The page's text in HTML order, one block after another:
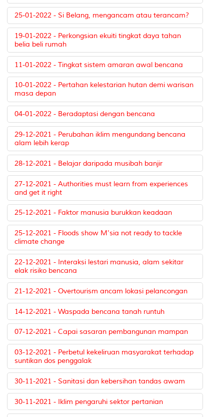
25-01-2022 - Si Belang, mengancam atau terancam?
19-01-2022 - Perkongsian ekuiti tingkat daya tahan
belia beli rumah
11-01-2022 - Tingkat sistem amaran awal bencana
10-01-2022 - Pertahan kelestarian hutan demi warisan
masa depan
04-01-2022 - Beradaptasi dengan bencana
29-12-2021 - Perubahan iklim mengundang bencana
alam lebih kerap
28-12-2021 - Belajar daripada musibah banjir
27-12-2021 - Authorities must learn from experiences
and get it right
25-12-2021 - Faktor manusia burukkan keadaan
25-12-2021 - Floods show M'sia not ready to tackle
climate change
22-12-2021 - Interaksi lestari manusia, alam sekitar
elak risiko bencana
21-12-2021 - Overtourism ancam lokasi pelancongan
14-12-2021 - Waspada bencana tanah runtuh
07-12-2021 - Capai sasaran pembangunan mampan
03-12-2021 - Perbetul kekeliruan masyarakat terhadap
suntikan dos penggalak
30-11-2021 - Sanitasi dan kebersihan tandas awam
30-11-2021 - Iklim pengaruhi sektor pertanian